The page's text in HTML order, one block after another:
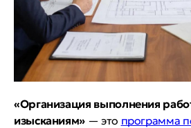
«Организация выполнения
изысканиям» — это программа